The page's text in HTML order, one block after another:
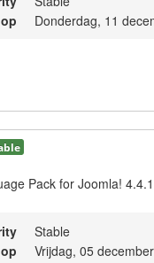
Donderdag, 11
Pack for Joomla!
Stable
Vrijdag, 05